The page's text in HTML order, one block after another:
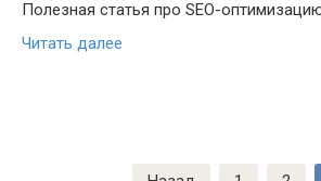
Полезная статья про SEO-
Читать далее